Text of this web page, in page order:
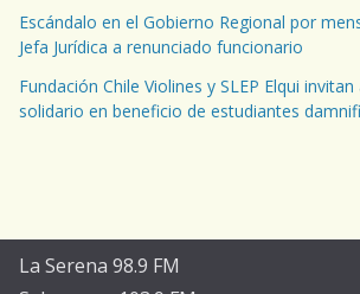
Escándalo en el Gobierno Regional por
Jefa Jurídica a renunciado funcionario
Fundación Chile Violines y SLEP Elqui
solidario en beneficio de estudiantes
La Serena 98.9 FM